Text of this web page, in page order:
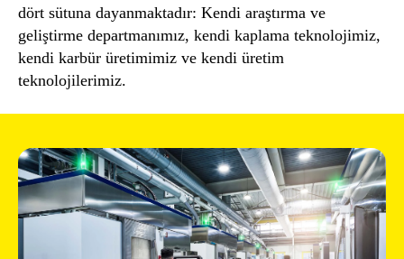
dört sütuna dayanmaktadır: Kendi araştırma ve
geliştirme departmanımız, kendi kaplama teknolojimiz,
kendi karbür üretimimiz ve kendi üretim
teknolojilerimiz.